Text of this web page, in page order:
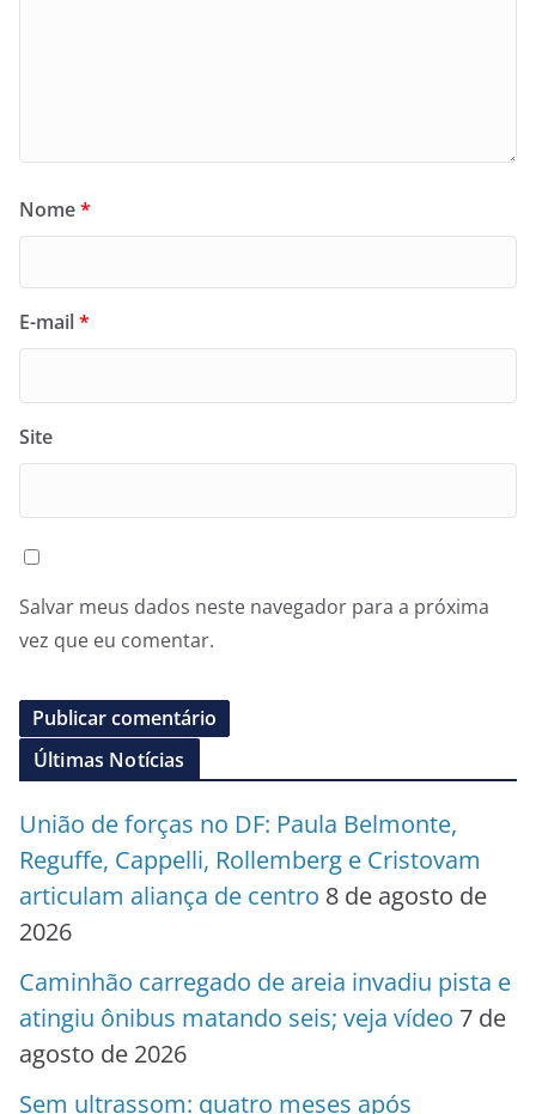
Nome*
E-mail*
Site
Salvar meus dados neste navegador para a próxima
vez que eu comentar.
Últimas Notícias
União de forças no DF: Paula Belmonte,
Reguffe, Cappelli, Rollemberg e Cristovam
articulam aliança de centro 8 de agosto de
2026
Caminhão carregado de areia invadiu pista e
atingiu ônibus matando seis; veja vídeo 7 de
agosto de 2026
Sem ultrassom: quatro meses após